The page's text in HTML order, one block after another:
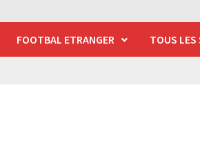
FOOTBAL ETRANGER TOUS LES